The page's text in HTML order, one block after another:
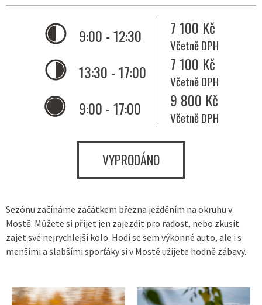
VYPRODÁNO
9:00 - 12:30 7 100 Kč
Včetně DPH
13:30 - 17:00 7 100 Kč
Včetně DPH
9:00 - 17:00 9 800 Kč
Včetně DPH
Sezónu začínáme začátkem března ježděním na okruhu v
Mostě. Můžete si přijet jen zajezdit pro radost, nebo zkusit
zajet své nejrychlejší kolo. Hodí se sem výkonné auto, ale i s
menšími a slabšími sporťáky si v Mostě užijete hodně zábavy.